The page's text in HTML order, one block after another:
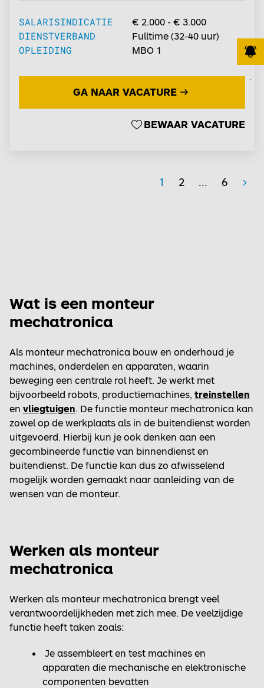
JOB ALERT
SALARISINDICATIE € 2.000 - € 3.000
DIENSTVERBAND Fulltime (32-40 uur)
OPLEIDING MBO 1
BEWAAR VACATURE
GA NAAR VACATURE
1 2 ... 6 >
Wat is een monteur
mechatronica
Als monteur mechatronica bouw en onderhoud je
machines, onderdelen en apparaten, waarin
beweging een centrale rol heeft. Je werkt met
bijvoorbeeld robots, productiemachines, treinstellen
en vliegtuigen. De functie monteur mechatronica kan
zowel op de werkplaats als in de buitendienst worden
uitgevoerd. Hierbij kun je ook denken aan een
gecombineerde functie van binnendienst en
buitendienst. De functie kan dus zo afwisselend
mogelijk worden gemaakt naar aanleiding van de
wensen van de monteur.
Werken als monteur
mechatronica
Werken als monteur mechatronica brengt veel
verantwoordelijkheden met zich mee. De veelzijdige
functie heeft taken zoals:
Je assembleert en test machines en
apparaten die mechanische en elektronische
componenten bevatten